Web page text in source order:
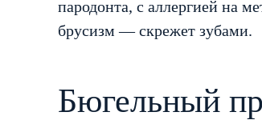
пародонта, с аллергией на
брусизм — скрежет зубами.
Бюгельный